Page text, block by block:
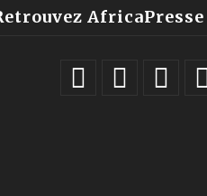
AfricaPresse